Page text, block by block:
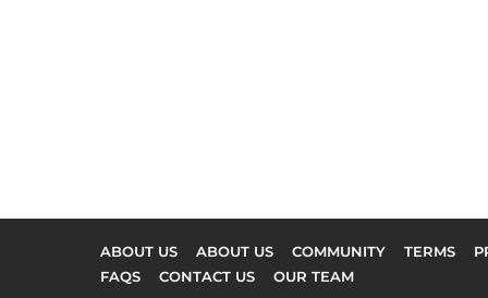
ABOUT US ABOUT US COMMUNITY TERMS
FAQS
CONTACT US OUR TEAM